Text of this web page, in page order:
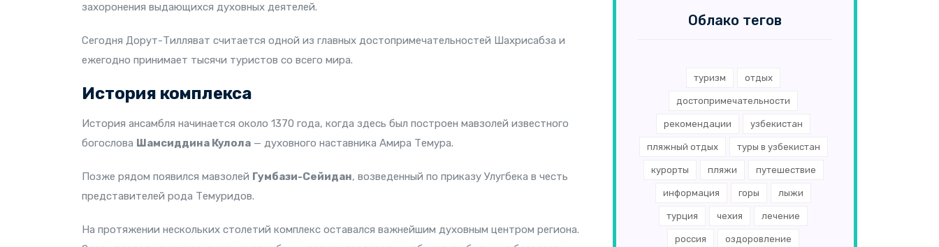
захоронения выдающихся духовных деятелей.
Сегодня Дорут-Тилляват считается одной из главных достопримечательностей Шахрисабза и
ежегодно принимает тысячи туристов со всего мира.
История комплекса
История ансамбля начинается около 1370 года, когда здесь был построен мавзолей известного
богослова Шамсиддина Кулола — духовного наставника Амира Темура.
Позже рядом появился мавзолей Гумбази-Сейидан, возведенный по приказу Улугбека в честь
представителей рода Темуридов.
На протяжении нескольких столетий комплекс оставался важнейшим духовным центром региона.
Облако тегов
туризм отдых
достопримечательности
рекомендации узбекистан
пляжный отдых туры в узбекистан
курорты пляжи путешествие
информация горы лыжи
турция чехия лечение
россия оздоровление